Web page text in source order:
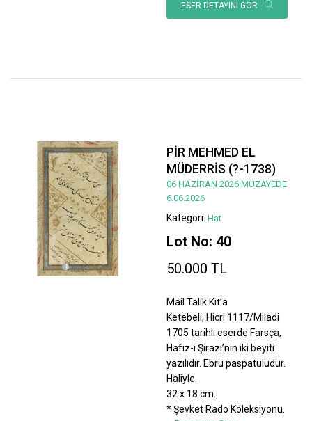
ESER DETAYINI GÖR
PİR MEHMED EL
MÜDERRİS (?-1738)
06 HAZİRAN 2026 MÜZAYEDE
6.06.2026
Kategori: Hat
Lot No: 40
50.000 TL
Mail Talik Kıt’a
Ketebeli, Hicri 1117/Miladi
1705 tarihli eserde Farsça,
Hafız-i Şirazi’nin iki beyiti
yazılıdır. Ebru paspatuludur.
Haliyle.
32 x 18 cm.
* Şevket Rado Koleksiyonu.